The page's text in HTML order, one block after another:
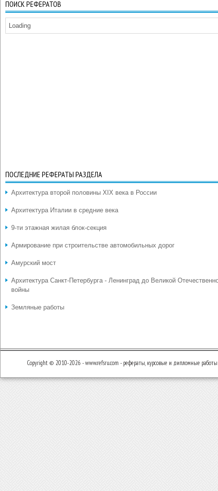
ПОИСК РЕФЕРАТОВ
Loading
ПОСЛЕДНИЕ РЕФЕРАТЫ РАЗДЕЛА
Архитектура второй половины XIX века в России
Архитектура Италии в средние века
9-ти этажная жилая блок-секция
Армирование при строительстве автомобильных дорог
Амурский мост
Архитектура Санкт-Петербурга - Ленинград до Великой
войны
Земляные работы
Copyright © 2010-2026 - www.refsru.com - рефераты, курсовые и дипломные работы